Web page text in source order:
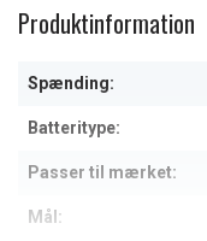
Produktinformation
Spænding:
Batteritype:
Passer til mærket:
Mål: